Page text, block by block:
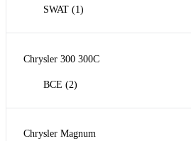
SWAT (1)
Chrysler 300 300C
ВСЕ (2)
Chrysler Magnum